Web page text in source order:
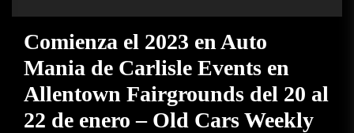
Comienza el 2023 en Auto
Mania de Carlisle Events en
Allentown Fairgrounds del 20 al
22 de enero – Old Cars Weekly